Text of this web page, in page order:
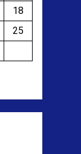
18
25